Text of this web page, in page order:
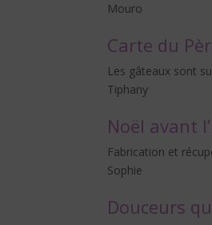
Mouro
Carte du
Les gâteaux sont
Tiphany
Noël avant
Fabrication et
Sophie
Douceurs